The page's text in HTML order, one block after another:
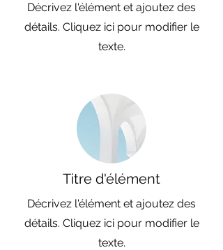
Décrivez l'élément et ajoutez des
détails. Cliquez ici pour modifier le
texte.
Titre d'élément
Décrivez l'élément et ajoutez des
détails. Cliquez ici pour modifier le
texte.